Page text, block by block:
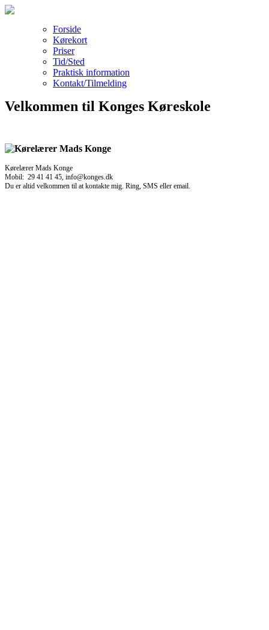
Forside
Kørekort
Priser
Tid/Sted
Praktisk information
Kontakt/Tilmelding
Velkommen til Konges Køreskole
Kørelærer Mads Konge
Mobil: 29 41 41 45, info@konges.dk
Du er altid velkommen til at kontakte mig. Ring, SMS eller email.